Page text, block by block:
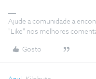
Ajude a comunidade a
"Like" nos melhores
Gosto